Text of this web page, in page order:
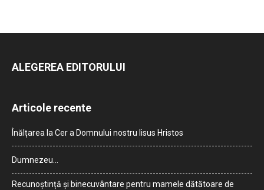
ALEGEREA EDITORULUI
Articole recente
Înălțarea la Cer a Domnului nostru Iisus Hristos
Dumnezeu…
Recunoștință și binecuvântare pentru mamele dătătoare de